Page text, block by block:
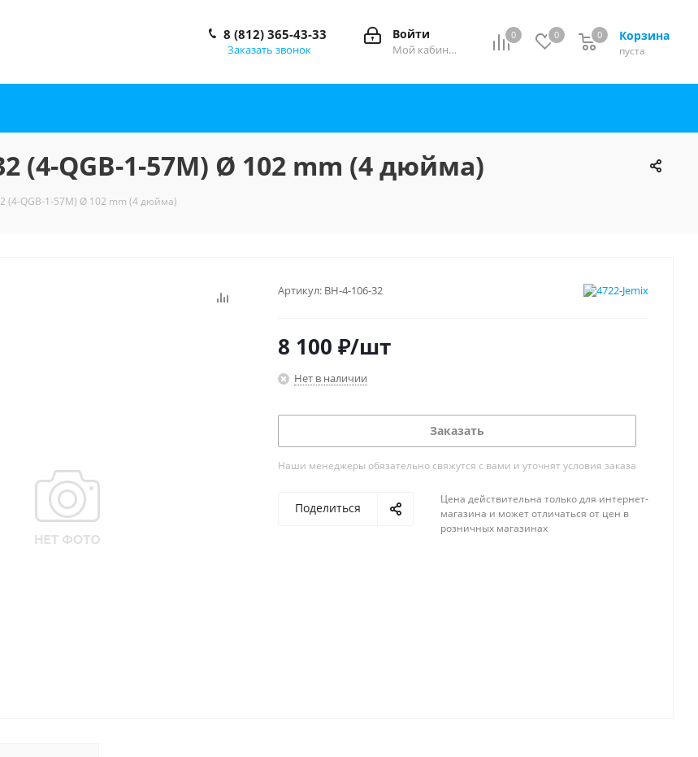
0 0 Корзина
0
пуста
0
Войти
Мой кабинет
8 (812) 365-43-33
Заказать звонок
(4-QGB-1-57M) Ø 102 mm (4 дюйма)
QGB-1-57M) Ø 102 mm (4 дюйма)
Артикул: ВН-4-106-32
8 100 ₽/шт
Нет в наличии
Заказать
Наши менеджеры обязательно свяжутся с вами и уточнят условия заказа
Поделиться
Цена действительна только для интернет-
магазина и может отличаться от цен в
розничных магазинах